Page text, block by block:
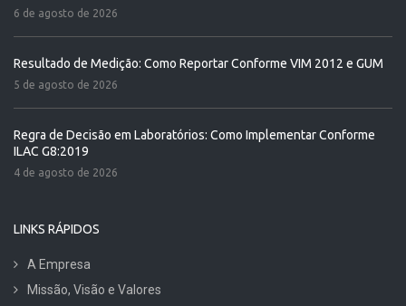
6 de agosto de 2026
Resultado de Medição: Como Reportar Conforme VIM 2012 e GUM
5 de agosto de 2026
Regra de Decisão em Laboratórios: Como Implementar Conforme
ILAC G8:2019
4 de agosto de 2026
LINKS RÁPIDOS
A Empresa
Missão, Visão e Valores